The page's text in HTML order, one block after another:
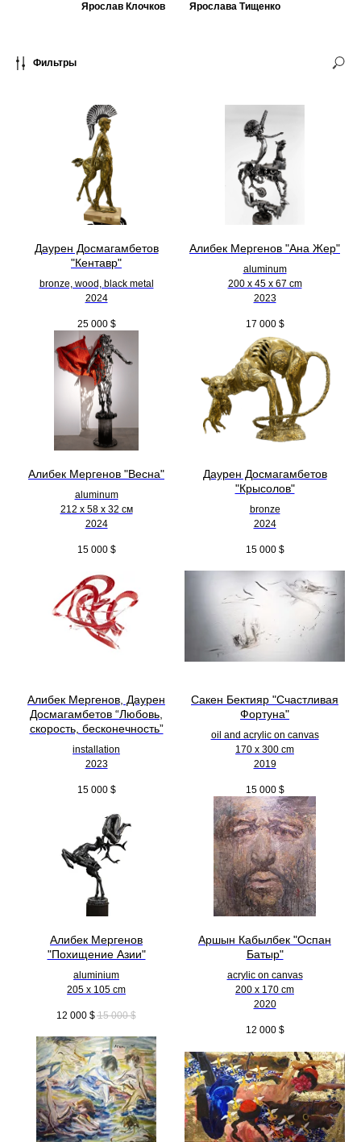
Ярослав Клочков
Ярослава Тищенко
Фильтры
Даурен Досмагамбетов
"Кентавр"
bronze, wood, black metal
2024
25 000 $
Алибек Мергенов "Ана Жер"
aluminum
200 х 45 х 67 cm
2023
17 000 $
Алибек Мергенов "Весна"
aluminum
212 х 58 х 32 см
2024
15 000 $
Даурен Досмагамбетов
"Крысолов"
bronze
2024
15 000 $
Алибек Мергенов, Даурен
Досмагамбетов “Любовь,
скорость, бесконечность”
installation
2023
15 000 $
Сакен Бектияр "Счастливая
Фортуна"
oil and acrylic on canvas
170 x 300 cm
2019
15 000 $
Алибек Мергенов
"Похищение Азии"
aluminium
205 x 105 cm
12 000 $ 15 000 $
Аршын Кабылбек "Оспан
Батыр"
acrylic on canvas
200 x 170 cm
2020
12 000 $